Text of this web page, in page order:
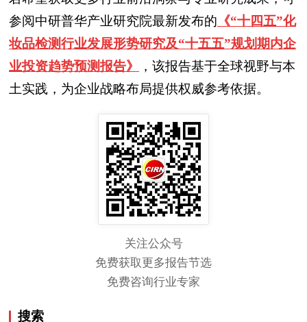
参阅中研普华产业研究院最新发布的 《“十四五”化
妆品检测行业发展形势研究及“十五五”规划期内企
业投资趋势预测报告》
，该报告基于全球视野与本
土实践，为企业战略布局提供权威参考依据。
关注公众号
免费获取更多报告节选
免费咨询行业专家
搜索